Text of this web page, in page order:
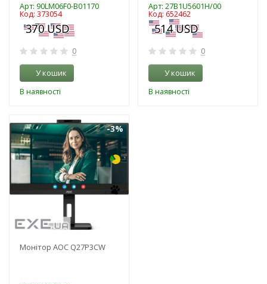
Арт: 90LM06F0-B01170
Код: 373054
0
У кошик
В наявності
Арт: 27B1U5601H/00
Код: 652462
0
У кошик
В наявності
-3%
Монітор AOC Q27P3CW